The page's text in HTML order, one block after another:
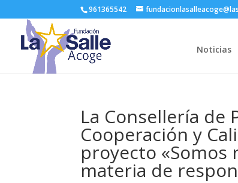
961365542
Noticias
La Consellería de
Cooperación y
proyecto «Somos
materia de